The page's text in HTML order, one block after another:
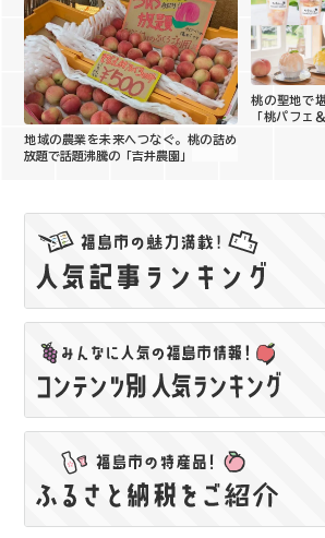
地域の農業を未来へつなぐ。桃の詰め
放題で話題沸騰の「吉井農園」
桃の聖地で
「桃パフェ